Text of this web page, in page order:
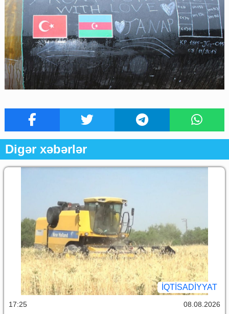
Digər xəbərlər
İQTİSADİYYAT
17:25 08.08.2026